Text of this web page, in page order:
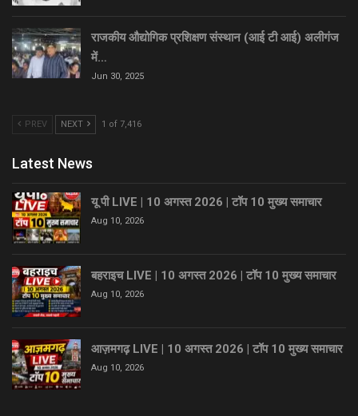
राजकीय औद्योगिक प्रशिक्षण संस्थान (आई टी आई) अलीगंज
में…
Jun 30, 2025
PREV NEXT 1 of 7,416
Latest News
यू पी LIVE | 10 अगस्त 2026 | टॉप 10 मुख्य समाचार
Aug 10, 2026
बहराइच LIVE | 10 अगस्त 2026 | टॉप 10 मुख्य समाचार
Aug 10, 2026
आज़मगढ़ LIVE | 10 अगस्त 2026 | टॉप 10 मुख्य समाचार
Aug 10, 2026